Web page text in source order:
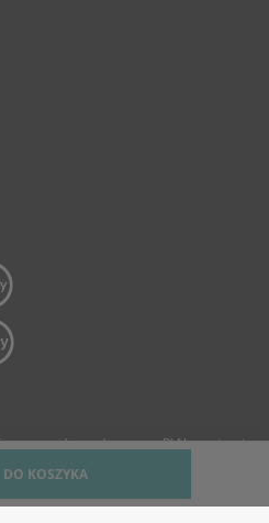
DO KOSZYKA
towarów podane są w PLN, zawierają
dostawy.